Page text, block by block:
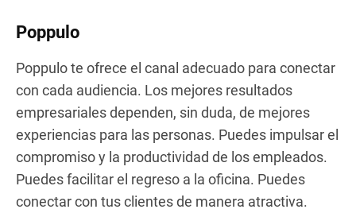
Poppulo
Poppulo te ofrece el canal adecuado para conectar
con cada audiencia. Los mejores resultados
empresariales dependen, sin duda, de mejores
experiencias para las personas. Puedes impulsar el
compromiso y la productividad de los empleados.
Puedes facilitar el regreso a la oficina. Puedes
conectar con tus clientes de manera atractiva.